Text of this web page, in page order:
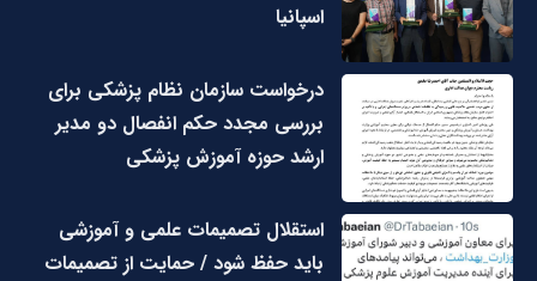
اسپانیا
درخواست سازمان نظام پزشکی برای
بررسی مجدد حکم انفصال دو مدیر
ارشد حوزه آموزش پزشکی
استقلال تصمیمات علمی و آموزشی
باید حفظ شود / حمایت از تصمیمات